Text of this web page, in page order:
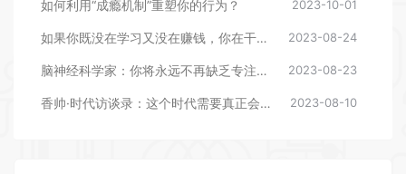
如何利用“成瘾机制”重塑你的行为？ 2023-10-01
如果你既没在学习又没在赚钱，你在干什么？ 2023-08-24
脑神经科学家：你将永远不再缺乏专注力！ 2023-08-23
香帅·时代访谈录：这个时代需要真正会做内容的人。 2023-08-10